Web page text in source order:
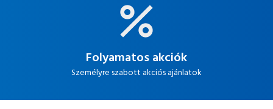
Folyamatos akciók
Személyre szabott akciós ajánlatok